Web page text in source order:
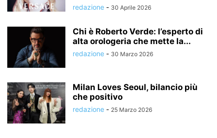
redazione - 30 Aprile 2026
Chi è Roberto Verde: l’esperto di
alta orologeria che mette la...
redazione - 30 Marzo 2026
Milan Loves Seoul, bilancio più
che positivo
redazione - 25 Marzo 2026